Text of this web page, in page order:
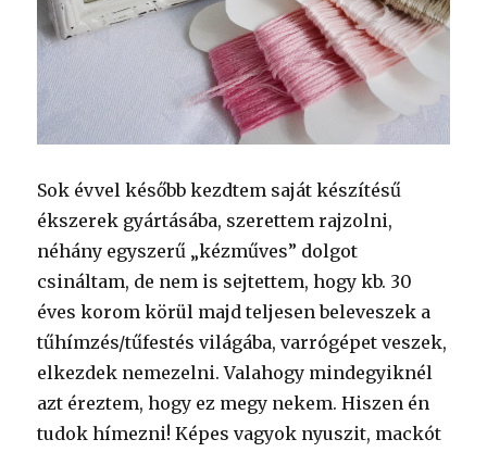
Sok évvel később kezdtem saját készítésű
ékszerek gyártásába, szerettem rajzolni,
néhány egyszerű „kézműves” dolgot
csináltam, de nem is sejtettem, hogy kb. 30
éves korom körül majd teljesen beleveszek a
tűhímzés/tűfestés világába, varrógépet veszek,
elkezdek nemezelni. Valahogy mindegyiknél
azt éreztem, hogy ez megy nekem. Hiszen én
tudok hímezni! Képes vagyok nyuszit, mackót